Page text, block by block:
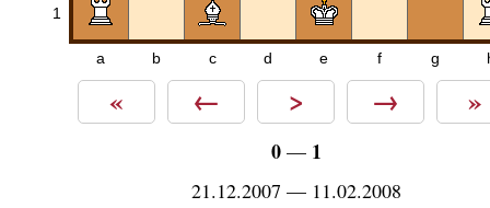
1
a b c d e f g
« ← > → »
0— 1
21.12.2007 — 11.02.2008